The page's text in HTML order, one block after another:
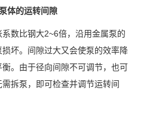
体的运转间隙
数比钢大2~6倍，沿用金属泵的
坏。间隙过大又会使泵的效率降
。由于径向间隙不可调节，也可
拆泵，即可检查并调节运转间